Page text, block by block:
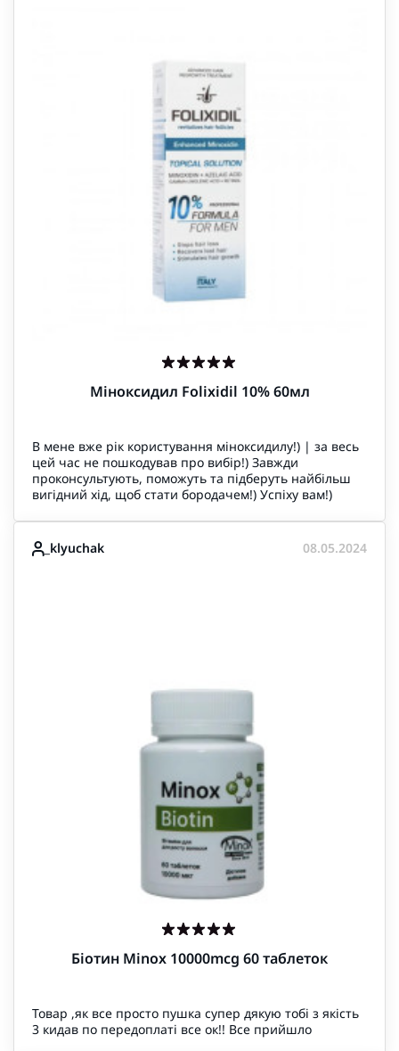
Міноксидил Folixidil 10% 60мл
В мене вже рік користування міноксидилу!) | за весь
цей час не пошкодував про вибір!) Завжди
проконсультують, поможуть та підберуть найбільш
вигідний хід, щоб стати бородачем!) Успіху вам!)
_klyuchak 08.05.2024
Біотин Minox 10000mcg 60 таблеток
Товар ,як все просто пушка супер дякую тобі з якість
3 кидав по передоплаті все ок!! Все прийшло